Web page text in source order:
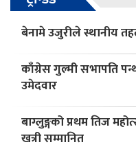
बेनामे उजुरीले स्थानीय
काँग्रेस गुल्मी सभापति
उमेदवार
बाग्लुङ्गको प्रथम तिज
खत्री सम्मानित